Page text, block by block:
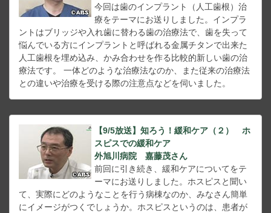
今回は歯のインプラント（人工歯根）治
療をテーマにお送りしました。インプラ
ントはブリッジや入れ歯に替わる歯の治療法で、歯を失って
悩んでいる方にインプラントと呼ばれる金属チタンで出来た
人工歯根を埋め込み、かみ合わせを作る比較的新しい歯の治
療法です。 一体どのような治療法なのか、また従来の治療法
との違いや治療を受ける際の注意点などを伺いました。
【9/5放送】知ろう！緩和ケア（２） ホ
スピスでの緩和ケア
外旭川病院 嘉藤茂さん
前回に引き続き、緩和ケアについてをテ
ーマにお送りしました。ホスピスと聞い
て、実際にどのようなことを行う病棟なのか、みなさん簡単
にイメージがつくでしょうか。ホスピスというのは、患者が